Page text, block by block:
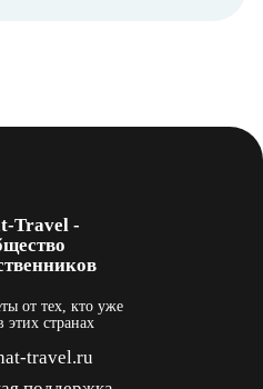
от тех, кто уже
этих странах
travel.ru